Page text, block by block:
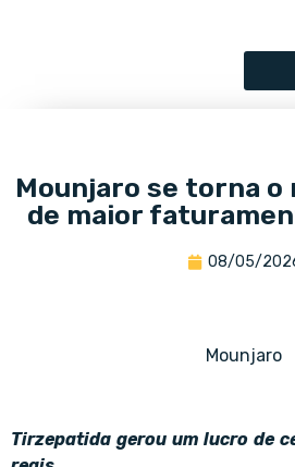
Mounjaro se torna o
de maior
08/05/
Mounjaro
Tirzepatida gerou um lucro de